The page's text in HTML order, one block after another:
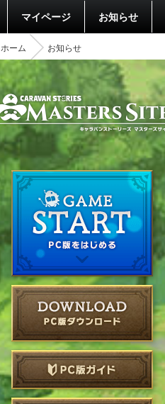
マイページ お知らせ
ホーム お知らせ